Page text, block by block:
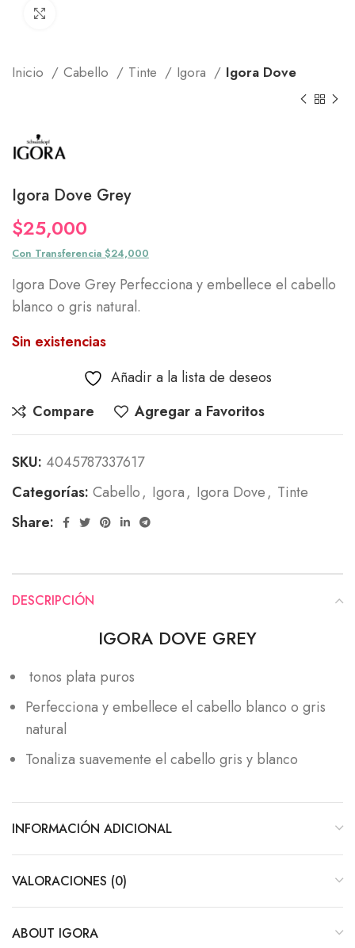
Inicio Cabello Tinte Igora Igora Dove
Igora Dove Grey
$25,000
Con Transferencia $24,000
Igora Dove Grey Perfecciona y embellece el cabello
blanco o gris natural.
Sin existencias
Añadir a la lista de deseos
Compare
Agregar a Favoritos
SKU: 4045787337617
Categorías: Cabello, Igora, Igora Dove, Tinte
Share:
DESCRIPCIÓN
IGORA DOVE GREY
tonos plata puros
Perfecciona y embellece el cabello blanco o gris
natural
Tonaliza suavemente el cabello gris y blanco
INFORMACIÓN ADICIONAL
VALORACIONES (0)
ABOUT IGORA